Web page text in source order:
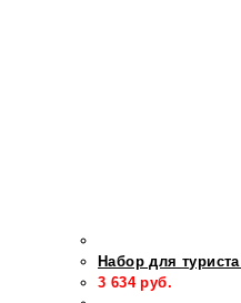
Набор для
3 634руб.